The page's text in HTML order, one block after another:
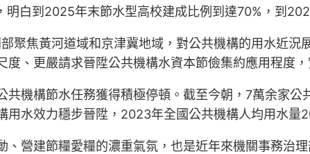
白到2025年末節水型高校建成比例到達70%，到
聚焦黃河道域和京津冀地域，對公共機構的用水近
度、更嚴請求晉陞公共機構水資本節儉集約應用程度
共機構節水任務獲得積極停頓。截至今朝，7萬余家
用水效力穩步晉陞，2023年全國公共機構人均用水量
、營建節糧愛糧的濃重氣氛，也是近年來機關事務治理